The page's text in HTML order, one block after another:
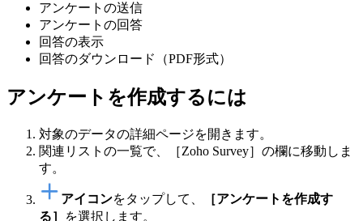
アンケートの送信
アンケートの回答
回答の表示
回答のダウンロード（PDF形式）
アンケートを作成するには
対象のデータの詳細ページを開きます。
関連リストの一覧で、［Zoho Survey］の欄に移動しま
す。
アイコンをタップして、
［アンケートを作成す
る］
を選択します。